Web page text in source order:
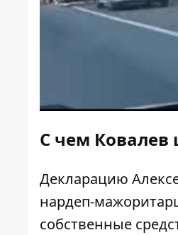
С чем Ковалев
Декларацию
нардеп-
собственные